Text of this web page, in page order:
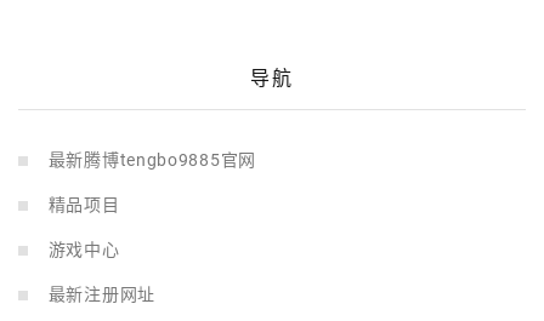
导航
最新腾博tengbo9885官网
精品项目
游戏中心
最新注册网址